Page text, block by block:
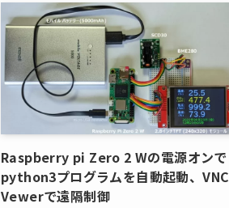
Raspberry pi Zero 2 Wの電源オンで
python3プログラムを自動起動、VNC
Vewerで遠隔制御